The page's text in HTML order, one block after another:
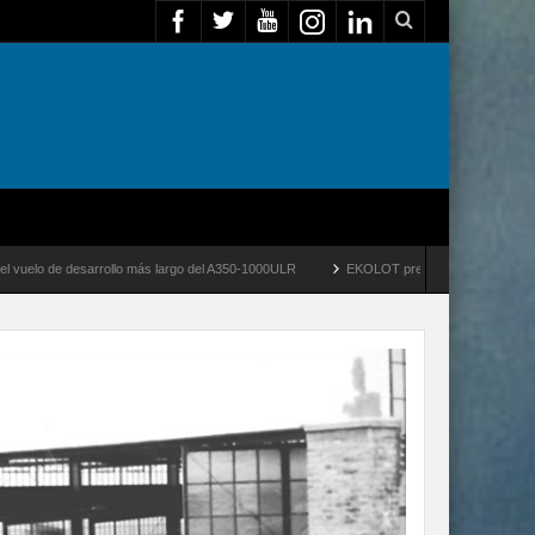
largo del A350-1000ULR EKOLOT presentó ZEUS PHOENIX PX-100 para